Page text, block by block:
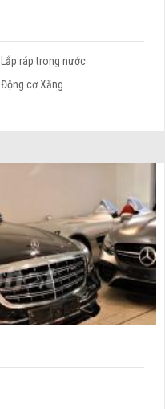
Lắp ráp trong nước
Động cơ Xăng